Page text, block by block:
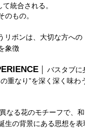
統合される。
のもの。
ボンは、大切な方への
象徴
│ バスタブ
重なり”を深く深く味わ
なる花のモチーフで、
生の背景にある思想を表